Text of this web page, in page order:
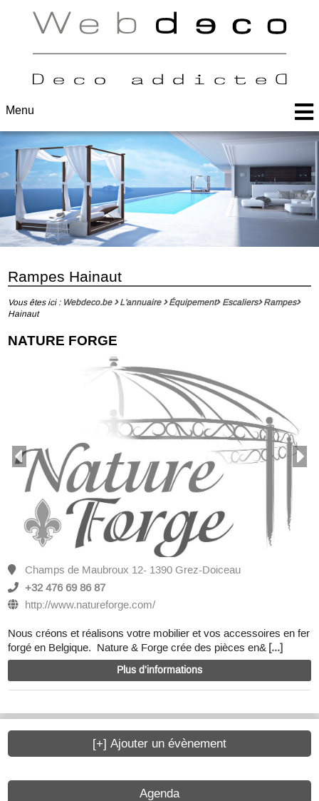
Menu
Rampes Hainaut
Vous êtes ici : Webdeco.be L'annuaire Équipement Escaliers Rampes
Hainaut
NATURE FORGE
Champs de Maubroux 12- 1390 Grez-Doiceau
+32 476 69 86 87
http://www.natureforge.com/
Nous créons et réalisons votre mobilier et vos accessoires en fer
forgé en Belgique. Nature & Forge crée des pièces en& [...]
Plus d'informations
Agenda
[+] Ajouter un évènement